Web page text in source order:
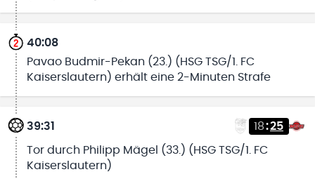
40:08
Pavao Budmir-Pekan (23.) (HSG TSG/1. FC
Kaiserslautern) erhält eine 2-Minuten Strafe
39:31 18:25
Tor durch Philipp Mägel (33.) (HSG TSG/1. FC
Kaiserslautern)